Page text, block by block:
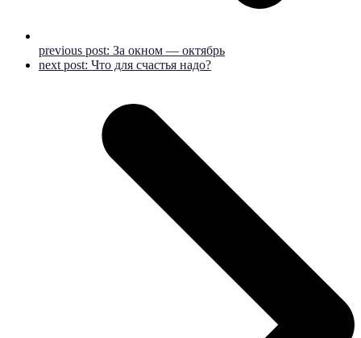
previous post: За окном — октябрь
next post: Что для счастья надо?